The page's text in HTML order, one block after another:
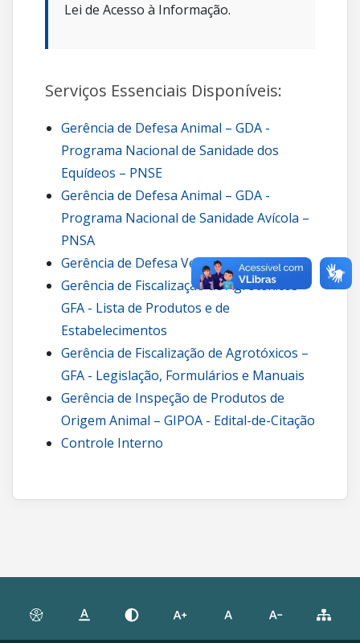
Lei de Acesso à Informação.
Serviços Essenciais Disponíveis:
Gerência de Defesa Animal – GDA -
Programa Nacional de Sanidade dos
Equídeos – PNSE
Gerência de Defesa Animal – GDA -
Programa Nacional de Sanidade Avícola –
PNSA
Gerência de Defesa Vegetal – GDV
Gerência de Fiscalização de Agrotóxicos –
GFA - Lista de Produtos e de
Estabelecimentos
Gerência de Fiscalização de Agrotóxicos –
GFA - Legislação, Formulários e Manuais
Gerência de Inspeção de Produtos de
Origem Animal – GIPOA - Edital-de-Citação
Controle Interno